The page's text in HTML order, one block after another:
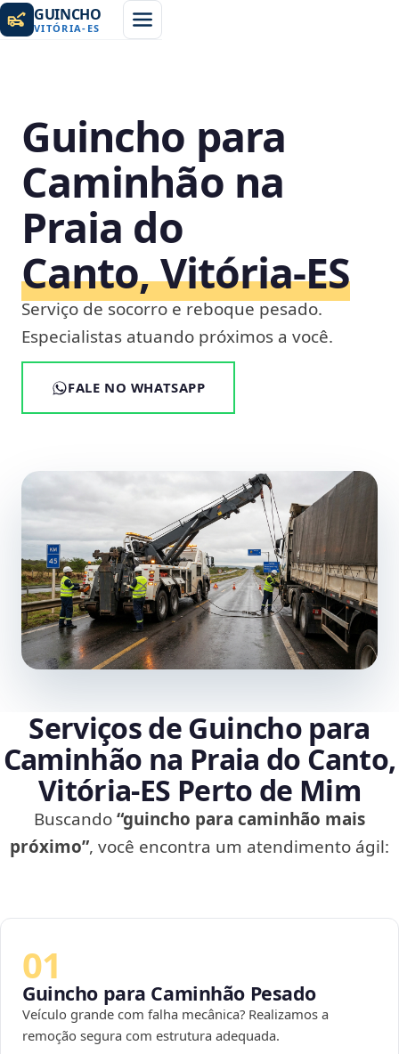
GUINCHO
VITÓRIA- ES
Guincho para
Caminhão na
Praia do
Canto, Vitória‑ES
Serviço de socorro e reboque pesado.
Especialistas atuando próximos a você.
FALE NO WHATSAPP
Serviços de Guincho para
Caminhão na Praia do Canto,
Vitória‑ES Perto de Mim
Buscando“guincho para caminhão mais
próximo”, você encontra um atendimento ágil:
01
Guincho para Caminhão Pesado
Veículo grande com falha mecânica? Realizamos a
remoção segura com estrutura adequada.